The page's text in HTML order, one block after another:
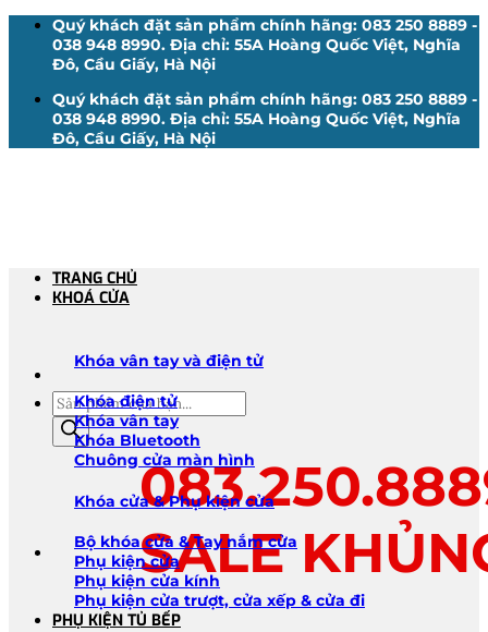
Quý khách đặt sản phẩm chính hãng: 083 250 8889 -
038 948 8990. Địa chỉ: 55A Hoàng Quốc Việt, Nghĩa
Đô, Cầu Giấy, Hà Nội
Quý khách đặt sản phẩm chính hãng: 083 250 8889 -
038 948 8990. Địa chỉ: 55A Hoàng Quốc Việt, Nghĩa
Đô, Cầu Giấy, Hà Nội
Tìm
kiếm
sản
phẩm
SALE
TRANG CHỦ
KHOÁ CỬA
Khóa vân tay và điện tử
Khóa điện tử
Khóa vân tay
Khóa Bluetooth
Chuông cửa màn hình
Khóa cửa & Phụ kiện cửa
Bộ khóa cửa & Tay nắm cửa
Phụ kiện cửa
Phụ kiện cửa kính
Phụ kiện cửa trượt, cửa xếp & cửa đi
PHỤ KIỆN TỦ BẾP